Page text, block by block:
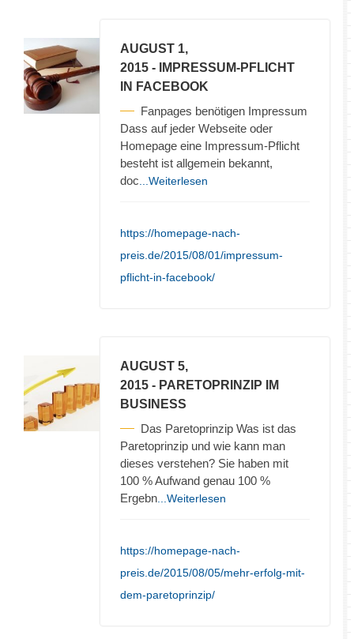
AUGUST 1,
2015 - IMPRESSUM-PFLICHT
IN FACEBOOK
Fanpages benötigen Impressum
Dass auf jeder Webseite oder
Homepage eine Impressum-Pflicht
besteht ist allgemein bekannt,
doc ...Weiterlesen
https://homepage-nach-
preis.de/2015/08/01/impressum-
pflicht-in-facebook/
AUGUST 5,
2015 - PARETOPRINZIP IM
BUSINESS
Das Paretoprinzip Was ist das
Paretoprinzip und wie kann man
dieses verstehen? Sie haben mit
100 % Aufwand genau 100 %
Ergebn ...Weiterlesen
https://homepage-nach-
preis.de/2015/08/05/mehr-erfolg-mit-
dem-paretoprinzip/